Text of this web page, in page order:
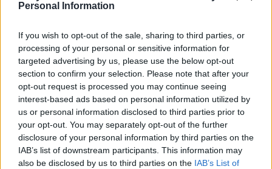
Personal Information
If you wish to opt-out of the sale, sharing to third parties, or
processing of your personal or sensitive information for
targeted advertising by us, please use the below opt-out
section to confirm your selection. Please note that after your
opt-out request is processed you may continue seeing
interest-based ads based on personal information utilized by
us or personal information disclosed to third parties prior to
your opt-out. You may separately opt-out of the further
disclosure of your personal information by third parties on the
IAB’s list of downstream participants. This information may
also be disclosed by us to third parties on the IAB’s List of
Codycross Museo d'Arte soluzioni
Codycross A tutta acqua soluzioni
Codycross Tour del Brasile soluzioni
Codycross Anni Ottanta soluzioni
Codycross Alle terme soluzioni
Codycross In campeggio soluzioni